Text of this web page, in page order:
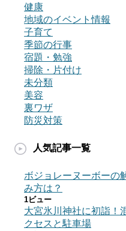
健康
地域のイベント情報
子育て
季節の行事
宿題・勉強
掃除・片付け
未分類
美容
裏ワザ
防災対策
人気記事一覧
ボジョレーヌーボーの
み方は？
1ビュー
大宮氷川神社に初詣！
クセスと駐車場